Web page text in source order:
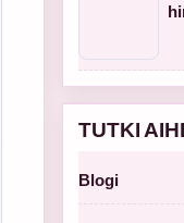
TUTKI
Blogi